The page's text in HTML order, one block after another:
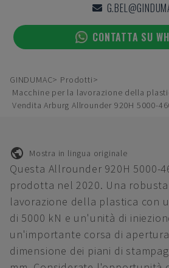
CONTATTA SU
GINDUMAC
Prodotti
Macchine per la lavorazione della
Vendita Arburg Allrounder 920H 5000-
Mostra in lingua originale
Questa Allrounder 920H 5000-
prodotta nel 2020. Una
lavorazione della plastica con
di 5000 kN e un'unità di
un'importante corsa di
dimensione dei piani di